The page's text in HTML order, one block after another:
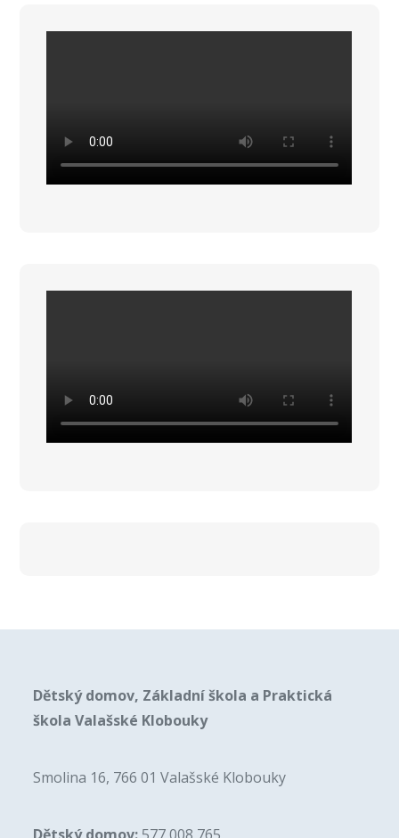
Dětský domov, Základní škola a Praktická
škola Valašské Klobouky
Smolina 16, 766 01 Valašské Klobouky